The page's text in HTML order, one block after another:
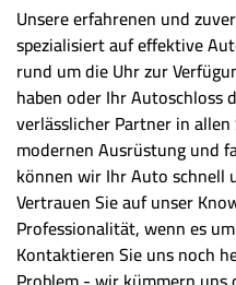
Unsere erfahrenen und
spezialisiert auf effektive
rund um die Uhr zur
haben oder Ihr Autoschloss
verlässlicher Partner in
modernen Ausrüstung und
können wir Ihr Auto schnell
Vertrauen Sie auf unser
Professionalität, wenn es
Kontaktieren Sie uns noch